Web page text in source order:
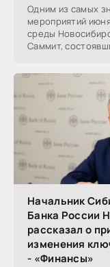
Одним из самых
мероприятий
среды
Саммит,
«Победа». Его
выступили
Начальник
Банка России
рассказал о
изменения
- «Финансы»